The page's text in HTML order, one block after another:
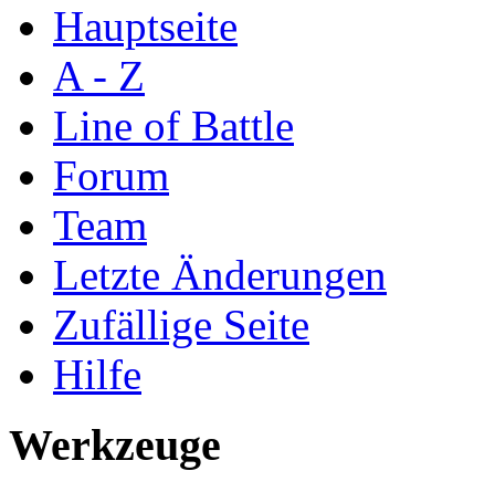
Hauptseite
A - Z
Line of Battle
Forum
Team
Letzte Änderungen
Zufällige Seite
Hilfe
Werkzeuge